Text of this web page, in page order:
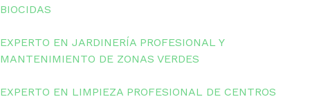
BIOCIDAS
EXPERTO EN JARDINERÍA PROFESIONAL Y
MANTENIMIENTO DE ZONAS VERDES
EXPERTO EN LIMPIEZA PROFESIONAL DE CENTROS